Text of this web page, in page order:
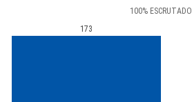
100%ESCRUTADO
173